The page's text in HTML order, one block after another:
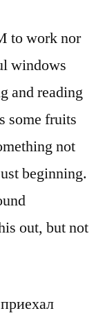
to work nor
windows
and reading
some fruits
not
beginning.
out, but not